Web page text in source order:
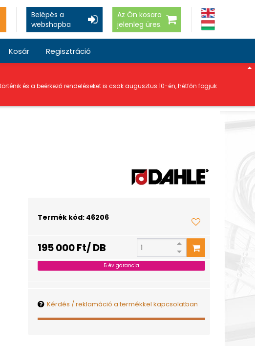
Belépés a
webshopba
Az Ön kosara
jelenleg üres.
Kosár Regisztráció
és a beérkező rendeléseket is csak augusztus 10-én, hétfőn fogjuk
Termék kód: 46206
195 000 Ft/ DB
5 év garancia
Kérdés / reklamáció a termékkel kapcsolatban